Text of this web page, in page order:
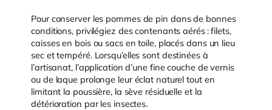
Pour conserver les pommes de pin dans de bonnes
conditions, privilégiez des contenants aérés : filets,
caisses en bois ou sacs en toile, placés dans un lieu
sec et tempéré. Lorsqu’elles sont destinées à
l’artisanat, l’application d’une fine couche de vernis
ou de laque prolonge leur éclat naturel tout en
limitant la poussière, la sève résiduelle et la
détérioration par les insectes.